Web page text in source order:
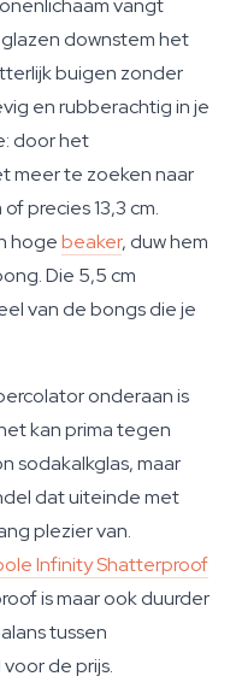
vangt
downstem het
buigen zonder
en rubberachtig in je
door het
meer te zoeken naar
precies 13,3 cm.
hogebeaker, duw hem
Die 5,5 cm
van de bongs die je
onderaan is
kan prima tegen
sodakalkglas, maar
dat uiteinde met
plezier van.
Infinity Shatterproof
is maar ook duurder
tussen
de prijs.